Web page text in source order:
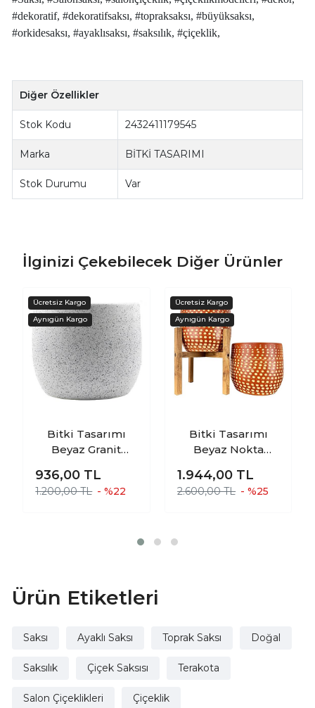
#dekoratif, #dekoratifsaksı, #topraksaksı, #büyüksaksı,
#orkidesaksı, #ayaklısaksı, #saksılık, #çiçeklik,
Diğer Özellikler
Stok Kodu 2432411179545
Marka BİTKİ TASARIMI
Stok Durumu Var
İlginizi Çekebilecek Diğer Ürünler
Bitki Tasarımı
Beyaz Granit
Saksılık Salon
Çiçeklik - 19 CM
936,00 TL
1.200,00 TL - %22
Bitki Tasarımı
Beyaz Nokta
Saksı Saksılık
Salon Çiçeklik
1.944,00 TL
2.600,00 TL - %25
Ürün Etiketleri
Saksı Ayaklı Saksı Toprak Saksı Doğal
Saksılık Çiçek Saksısı Terakota
Salon Çiçeklikleri Çiçeklik